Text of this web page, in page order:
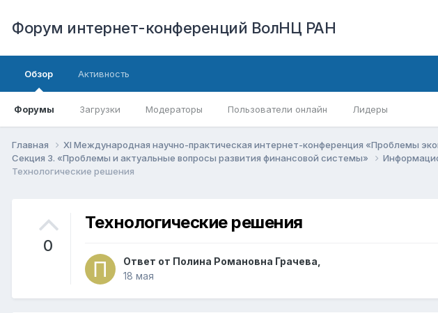
Форум интернет-конференций ВолНЦ РАН
Обзор
Форумы Загрузки Модераторы Пользователи онлайн Лидеры
Активность
Главная
XI Международная научно-практическая интернет-конференция «Проблемы
Секция 3. «Проблемы и актуальные вопросы развития финансовой системы»
Технологические решения
0
Технологические решения
Ответ от Полина Романовна Грачева
18 мая